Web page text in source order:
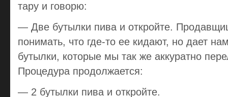
тару и говорю:
— Две бутылки пива и откройте.
понимать, что где-то ее кидают, но дает
бутылки, которые мы так же аккуратно
Процедура продолжается:
— 2 бутылки пива и откройте.